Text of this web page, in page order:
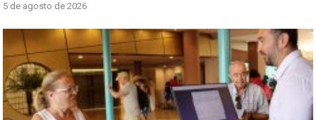
5 de agosto de 2026